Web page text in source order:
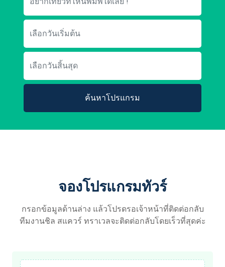
ค้นหาโปรแกรม
จองโปรแกรมทัวร์
กรอกข้อมูลด้านล่าง แล้วโปรดรอเจ้าหน้าที่ติดต่อกลับ
ทีมงานชิล สแควร์ ทราเวลจะติดต่อกลับโดยเร็วที่สุดค่ะ